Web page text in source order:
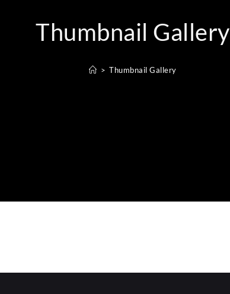
Thumbnail Gallery
> Thumbnail Gallery